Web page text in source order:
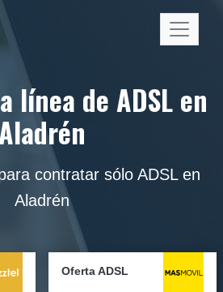
línea de ADSL en
contratar sólo ADSL en
Aladrén
Oferta ADSL